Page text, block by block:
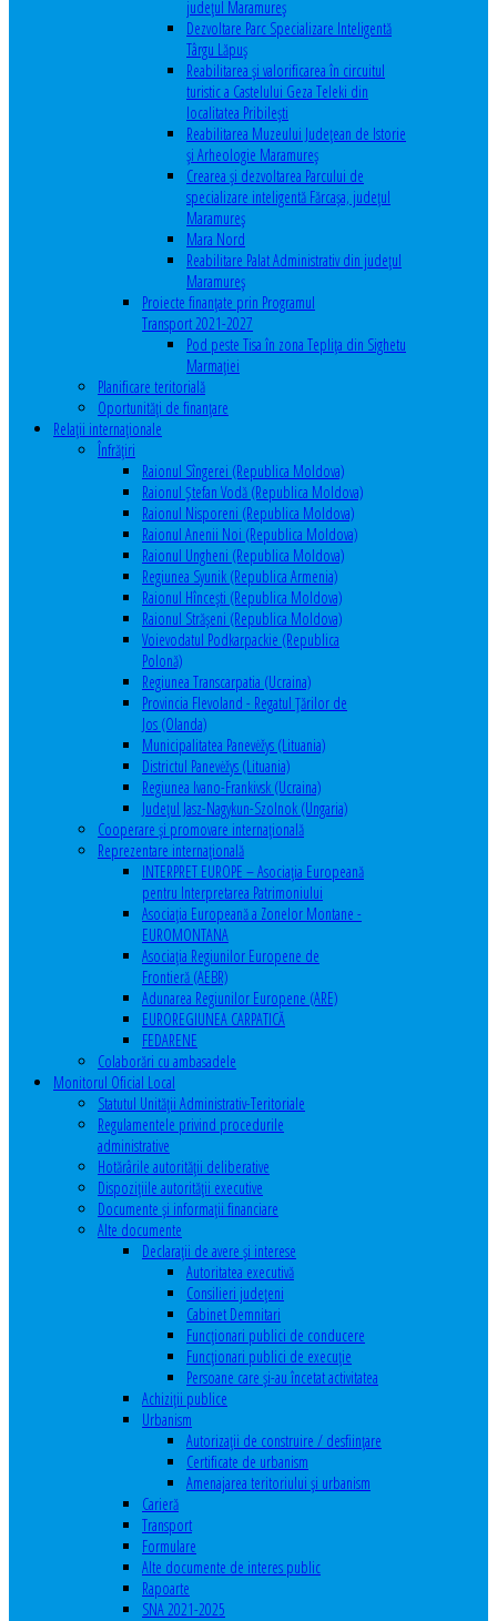
județul Maramureș
Dezvoltare Parc Specializare Inteligentă
Târgu Lăpuș
Reabilitarea și valorificarea în circuitul
turistic a Castelului Geza Teleki din
localitatea Pribilești
Reabilitarea Muzeului Județean de Istorie
și Arheologie Maramureș
Crearea și dezvoltarea Parcului de
specializare inteligentă Fărcașa, județul
Maramureș
Mara Nord
Reabilitare Palat Administrativ din județul
Maramureș
Proiecte finanțate prin Programul
Transport 2021-2027
Pod peste Tisa în zona Teplița din Sighetu
Marmației
Planificare teritorială
Oportunităţi de finanţare
Relaţii internaţionale
Înfrăţiri
Raionul Sîngerei (Republica Moldova)
Raionul Ștefan Vodă (Republica Moldova)
Raionul Nisporeni (Republica Moldova)
Raionul Anenii Noi (Republica Moldova)
Raionul Ungheni (Republica Moldova)
Regiunea Syunik (Republica Armenia)
Raionul Hîncești (Republica Moldova)
Raionul Străşeni (Republica Moldova)
Voievodatul Podkarpackie (Republica
Polonă)
Regiunea Transcarpatia (Ucraina)
Provincia Flevoland - Regatul Ţărilor de
Jos (Olanda)
Municipalitatea Panevėžys (Lituania)
Districtul Panevėžys (Lituania)
Regiunea Ivano-Frankivsk (Ucraina)
Judeţul Jasz-Nagykun-Szolnok (Ungaria)
Cooperare şi promovare internaţională
Reprezentare internaţională
INTERPRET EUROPE – Asociația Europeană
pentru Interpretarea Patrimoniului
Asociația Europeană a Zonelor Montane -
EUROMONTANA
Asociația Regiunilor Europene de
Frontieră (AEBR)
Adunarea Regiunilor Europene (ARE)
EUROREGIUNEA CARPATICĂ
FEDARENE
Colaborări cu ambasadele
Monitorul Oficial Local
Statutul Unităţii Administrativ-Teritoriale
Regulamentele privind procedurile
administrative
Hotărârile autorităţii deliberative
Dispoziţiile autorităţii executive
Documente şi informaţii financiare
Alte documente
Declaraţii de avere şi interese
Autoritatea executivă
Consilieri judeţeni
Cabinet Demnitari
Funcţionari publici de conducere
Funcționari publici de execuție
Persoane care şi-au încetat activitatea
Achiziţii publice
Urbanism
Autorizații de construire / desființare
Certificate de urbanism
Amenajarea teritoriului şi urbanism
Carieră
Transport
Formulare
Alte documente de interes public
Rapoarte
SNA 2021-2025